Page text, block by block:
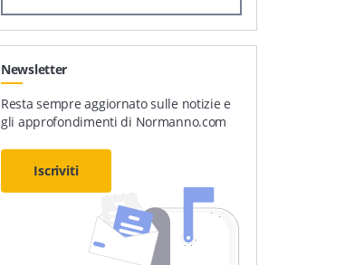
Newsletter
Resta sempre aggiornato sulle notizie e
gli approfondimenti di Normanno.com
Iscriviti